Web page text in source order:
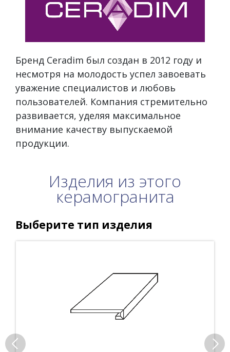
Бренд Ceradim был создан в 2012 году и
несмотря на молодость успел завоевать
уважение специалистов и любовь
пользователей. Компания стремительно
развивается, уделяя максимальное
внимание качеству выпускаемой
продукции.
Изделия из этого
керамогранита
Выберите тип изделия